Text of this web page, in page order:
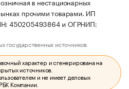
прочими товарами. ИП
450205493864 и ОГРНИП:
государственных источников.
характер и сгенерирована на
источников.
и не имеет деловых
Компании.